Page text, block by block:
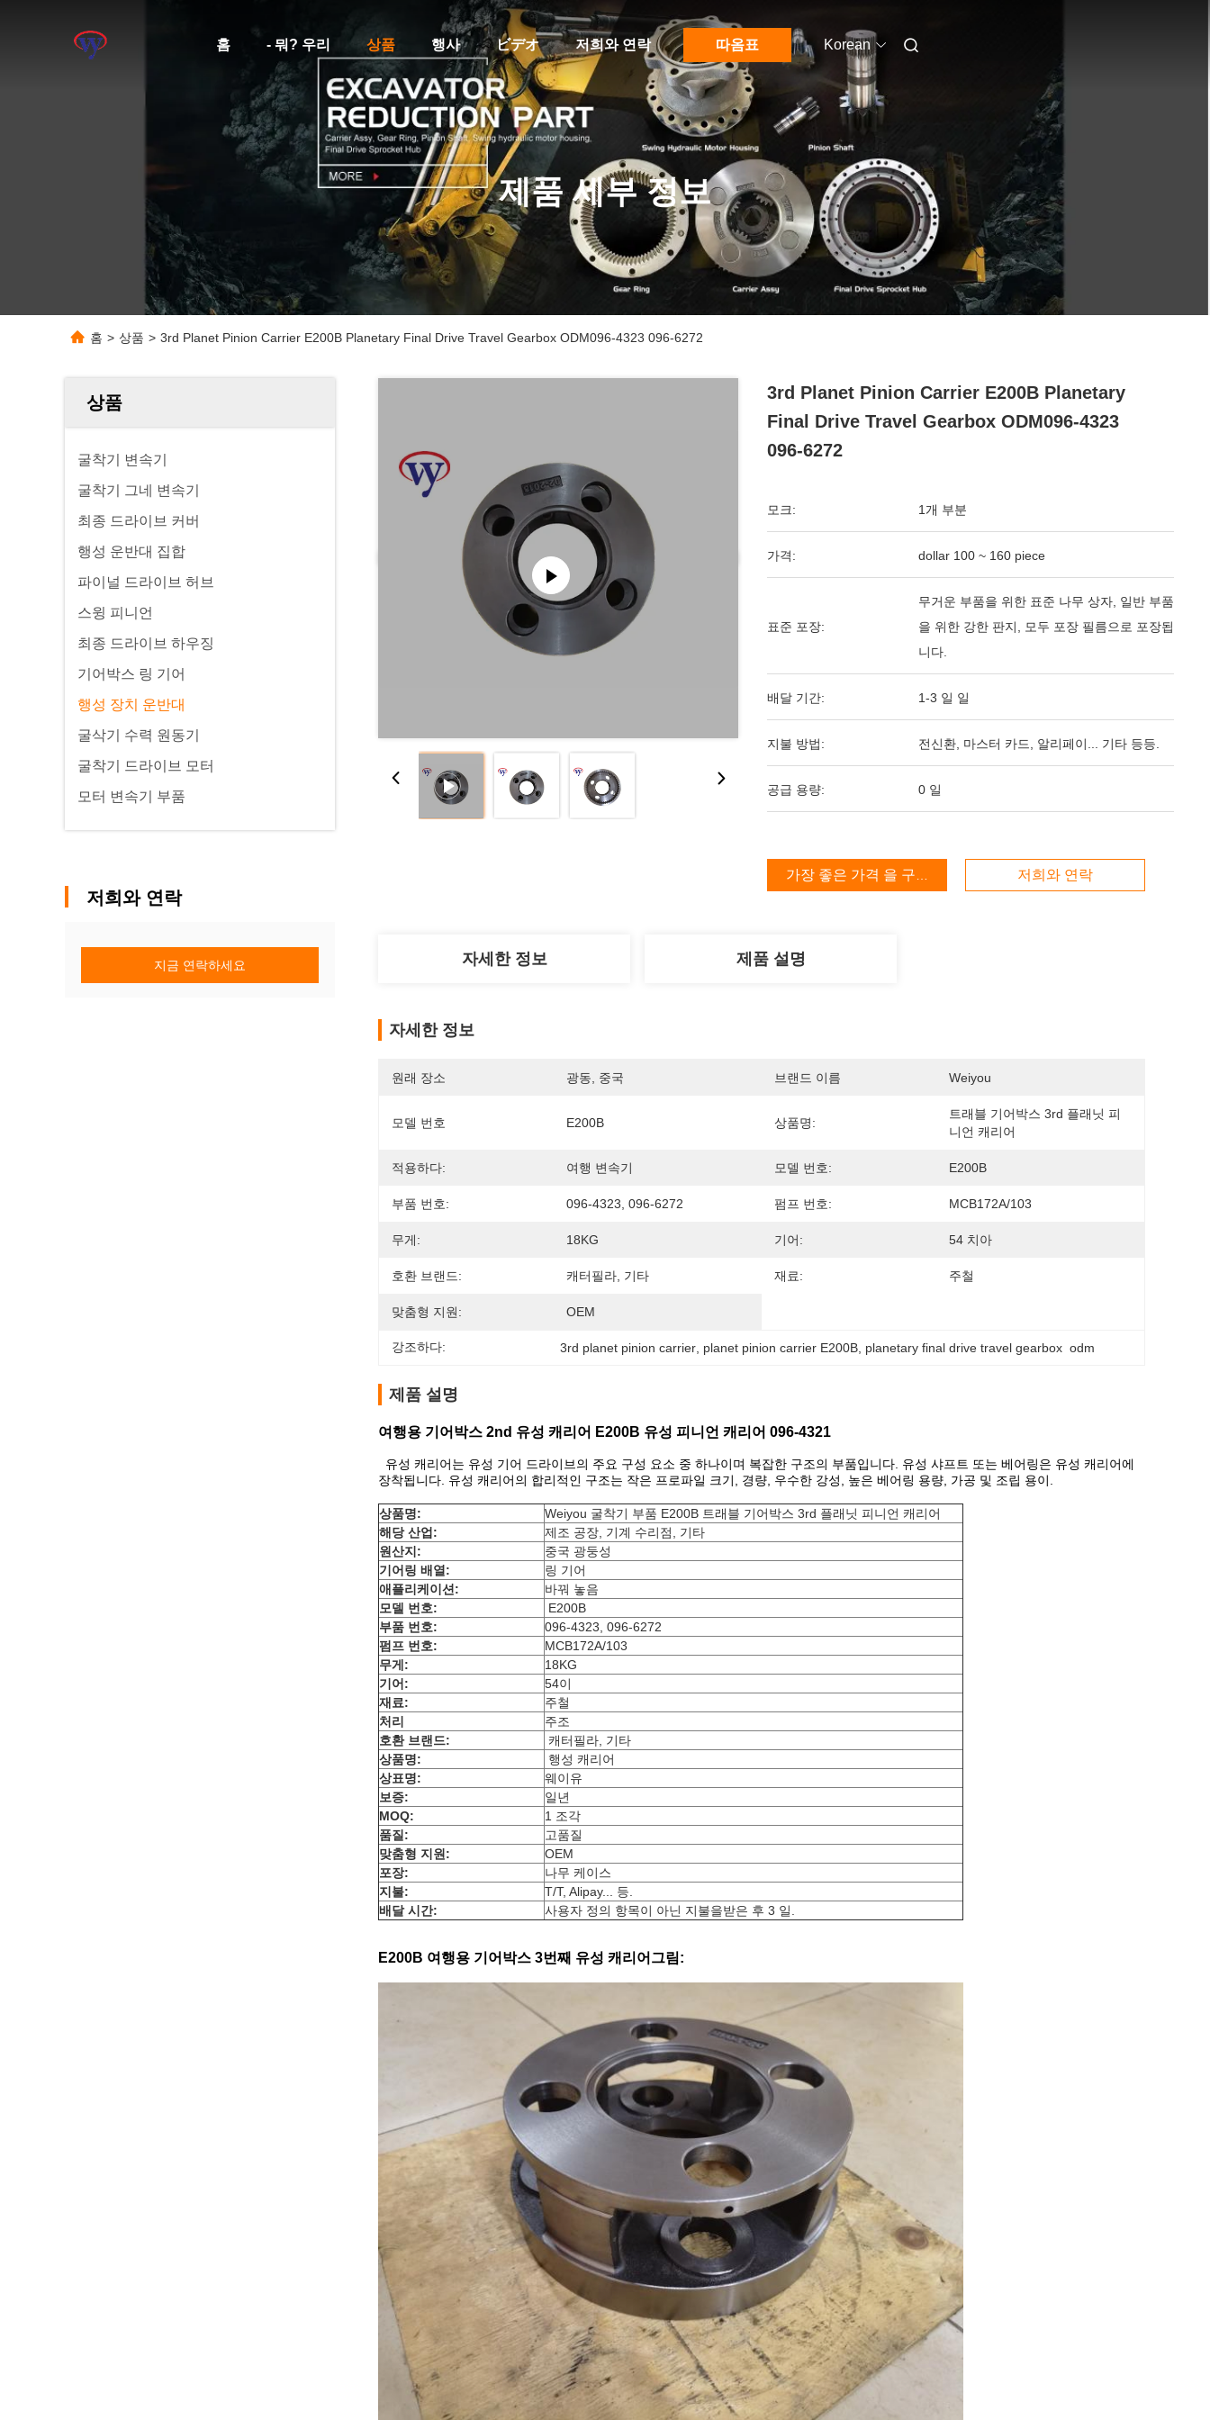
홈 - 뭐? 우리 상품 행사 ビデオ 저희와 연락 따옴표 Korean
제품 세부 정보
홈 > 상품 > 3rd Planet Pinion Carrier E200B Planetary Final Drive Travel Gearbox ODM096-4323 096-6272
상품
굴착기 변속기
굴착기 그네 변속기
최종 드라이브 커버
행성 운반대 집합
파이널 드라이브 허브
스윙 피니언
최종 드라이브 하우징
기어박스 링 기어
행성 장치 운반대
굴삭기 수력 원동기
굴착기 드라이브 모터
모터 변속기 부품
저희와 연락
지금 연락하세요
3rd Planet Pinion Carrier E200B Planetary
Final Drive Travel Gearbox ODM096-4323
096-6272
모크: 1개 부분
가격: dollar 100 ~ 160 piece
표준 포장:
무거운 부품을 위한 표준 나무 상자, 일반 부품
을 위한 강한 판지, 모두 포장 필름으로 포장됩
니다.
배달 기간: 1-3 일 일
지불 방법: 전신환, 마스터 카드, 알리페이... 기타 등등.
공급 용량: 0 일
가장 좋은 가격 을 구하라 저희와 연락
자세한 정보 제품 설명
자세한 정보
원래 장소 광동, 중국 브랜드 이름 Weiyou
모델 번호 E200B 상품명:
트래블 기어박스 3rd 플래닛 피
니언 캐리어
적용하다: 여행 변속기 모델 번호: E200B
부품 번호: 096-4323, 096-6272 펌프 번호: MCB172A/103
무게: 18KG 기어: 54 치아
호환 브랜드: 캐터필라, 기타 재료: 주철
맞춤형 지원: OEM
강조하다: 3rd planet pinion carrier planet pinion carrier E200B planetary final drive travel gearbox  odm
제품 설명
여행용 기어박스 2nd 유성 캐리어 E200B 유성 피니언 캐리어 096-4321
유성 캐리어는 유성 기어 드라이브의 주요 구성 요소 중 하나이며 복잡한 구조의 부품입니다. 유성 샤프트 또는 베어링은 유성 캐리어에
장착됩니다. 유성 캐리어의 합리적인 구조는 작은 프로파일 크기, 경량, 우수한 강성, 높은 베어링 용량, 가공 및 조립 용이.
상품명: Weiyou 굴착기 부품 E200B 트래블 기어박스 3rd 플래닛 피니언 캐리어
해당 산업:
제조 공장, 기계 수리점, 기타
원산지:
중국 광둥성
기어링 배열:
링 기어
애플리케이션:
바꿔 놓음
모델 번호:
E200B
부품 번호:
096-4323, 096-6272
펌프 번호:
MCB172A/103
무게:
18KG
기어 : 54이
재료:
주철
처리
주조
호환 브랜드:
캐터필라, 기타
상품명:
행성 캐리어
상표명:
웨이유
보증:
일년
MOQ:
1 조각
품질:
고품질
맞춤형 지원:
OEM
포장:
나무 케이스
지불:
T/T, Alipay... 등.
배달 시간:
사용자 정의 항목이 아닌 지불을받은 후 3 일.
E200B 여행용 기어박스 3번째 유성 캐리어 그림: